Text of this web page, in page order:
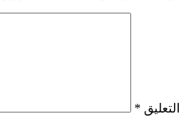
التعليق *